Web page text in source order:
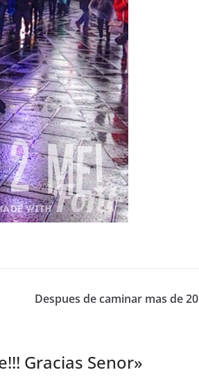
Despues de caminar mas de 20
Gracias Senor»